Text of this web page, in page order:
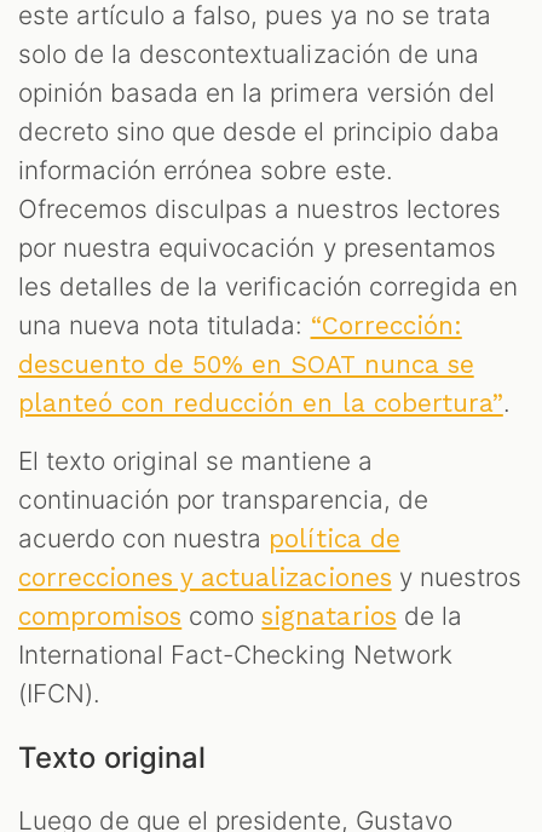
este artículo a falso, pues ya no se trata
solo de la descontextualización de una
opinión basada en la primera versión del
decreto sino que desde el principio daba
información errónea sobre este.
Ofrecemos disculpas a nuestros lectores
por nuestra equivocación y presentamos
les detalles de la verificación corregida en
una nueva nota titulada: “Corrección:
descuento de 50% en SOAT nunca se
planteó con reducción en la cobertura”.
El texto original se mantiene a
continuación por transparencia, de
acuerdo con nuestra política de
correcciones y actualizaciones y nuestros
compromisos comosignatarios de la
International Fact-Checking Network
(IFCN).
Texto original
Luego de que el presidente, Gustavo